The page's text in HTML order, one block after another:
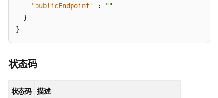
指
"publicEndpoint"
:
""
}
}
状态码
状态码 描述